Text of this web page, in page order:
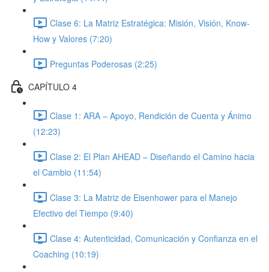
Clase 6: La Matriz Estratégica: Misión, Visión, Know-
How y Valores (7:20)
Preguntas Poderosas (2:25)
CAPÍTULO 4
Clase 1: ARA – Apoyo, Rendición de Cuenta y Ánimo
(12:23)
Clase 2: El Plan AHEAD – Diseñando el Camino hacia
el Cambio (11:54)
Clase 3: La Matriz de Eisenhower para el Manejo
Efectivo del Tiempo (9:40)
Clase 4: Autenticidad, Comunicación y Confianza en el
Coaching (10:19)